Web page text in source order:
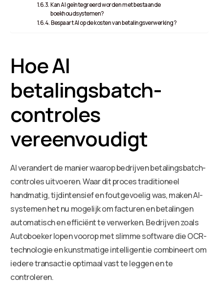
Kan AI geïntegreerd worden met bestaande
boekhoudsystemen?
Bespaart AI op de kosten van betalingsverwerking?
Hoe AI
betalingsbatch-
controles
vereenvoudigt
AI verandert de manier waarop bedrijven betalingsbatch-
controles uitvoeren. Waar dit proces traditioneel
handmatig, tijdintensief en foutgevoelig was, maken AI-
systemen het nu mogelijk om facturen en betalingen
automatisch en efficiënt te verwerken. Bedrijven zoals
Autoboeker lopen voorop met slimme software die OCR-
technologie en kunstmatige intelligentie combineert om
iedere transactie optimaal vast te leggen en te
controleren.